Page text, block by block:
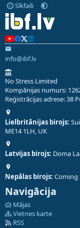
Sīkfaili
info@ibf.lv
No Stress Limited
Kompānijas numurs:
Reģistrācijas adrese: 38
Lielbritānijas birojs:
ME14 1LH, UK
Latvijas birojs: Doma
Nepālas birojs: Coming
Navigācija
Mājas
Vietnes karte
RSS